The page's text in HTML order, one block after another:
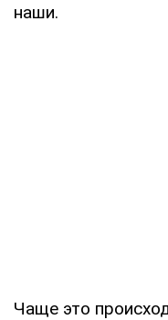
наши.
Чаще это